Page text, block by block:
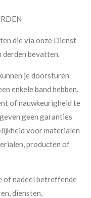
die via onze Dienst
derden bevatten.
je doorsturen
enkele band hebben.
of nauwkeurigheid te
geen garanties
voor materialen
producten of
of nadeel betreffende
diensten,